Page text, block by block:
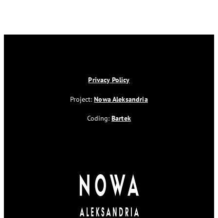
Privacy Policy
Project:Nowa Aleksandria
Coding:Bartek